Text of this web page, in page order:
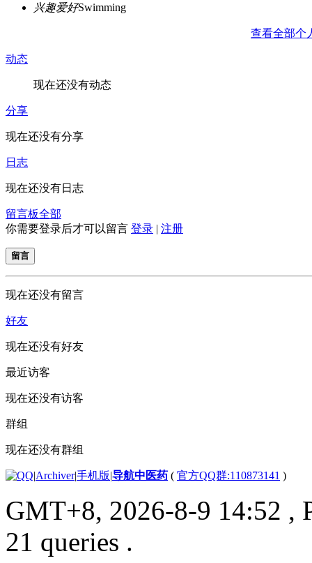
兴趣爱好Swimming
查看全部个
动态
现在还没有动态
分享
现在还没有分享
日志
现在还没有日志
留言板全部
你需要登录后才可以留言 登录 | 注册
留言
现在还没有留言
好友
现在还没有好友
最近访客
现在还没有访客
群组
现在还没有群组
|Archiver|手机版|导航中医药 ( 官方QQ群:110873141 )
GMT+8, 2026-8-9 14:52 ,
21 queries .